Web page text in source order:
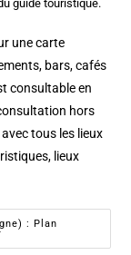
guide touristique.
une carte
bars, cafés
consultable en
hors
tous les lieux
lieux
: Plan